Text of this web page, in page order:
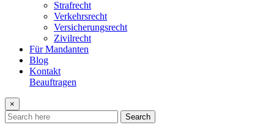
Strafrecht
Verkehrsrecht
Versicherungsrecht
Zivilrecht
Für Mandanten
Blog
Kontakt
Beauftragen
×
Search